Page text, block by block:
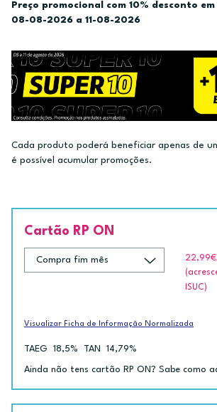
Preço promocional com 10% desconto
08-08-2026 a 11-08-2026
Cada produto poderá beneficiar apenas de
é possível acumular promoções.
Cartão RP ON
22,99€
ISUC)
Visualizar Ficha de Informação Normalizada
TAEG 18,5% TAN 14,79%
Ainda não tens cartão RP ON? Sabe como